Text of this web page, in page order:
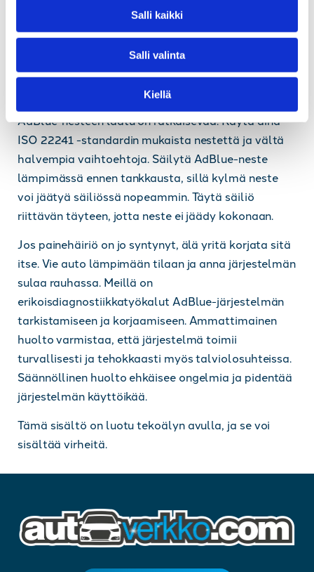
Salli kaikki
Salli valinta
Kiellä
tai polttoainetoiminen lisälämmitin
moottorin ja AdBlue-järjestelmän lämpimänä, mikä
estää nesteen jäätymisen. Säännöllinen ajo pitää
järjestelmän aktiivisena ja estää pitkäaikaista
AdBlue-nesteen laatu on ratkaisevaa. Käytä aina
ISO 22241 -standardin mukaista nestettä ja vältä
halvempia vaihtoehtoja. Säilytä AdBlue-neste
lämpimässä ennen tankkausta, sillä kylmä neste
voi jäätyä säiliössä nopeammin. Täytä säiliö
riittävän täyteen, jotta neste ei jäädy kokonaan.
Jos painehäiriö on jo syntynyt, älä yritä korjata sitä
itse. Vie auto lämpimään tilaan ja anna järjestelmän
sulaa rauhassa. Meillä on
erikoisdiagnostiikkatyökalut AdBlue-järjestelmän
tarkistamiseen ja korjaamiseen. Ammattimainen
huolto varmistaa, että järjestelmä toimii
turvallisesti ja tehokkaasti myös talviolosuhteissa.
Säännöllinen huolto ehkäisee ongelmia ja pidentää
järjestelmän käyttöikää.
Tämä sisältö on luotu tekoälyn avulla, ja se voi
sisältää virheitä.